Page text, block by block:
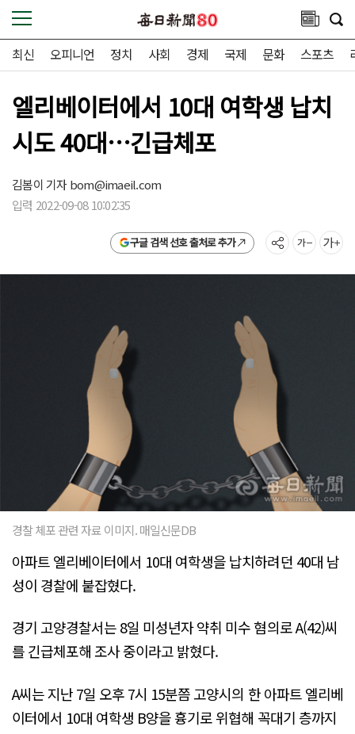
최신 오피니언 정치 사회 경제 국제 문화 스포츠
엘리베이터에서 10대 여학생 납치
시도 40대…긴급체포
김봄이 기자bom@imaeil.com
입력 2022-09-08 10:02:35
구글 검색 선호 출처로 추가
경찰 체포 관련 자료 이미지. 매일신문DB
아파트 엘리베이터에서 10대 여학생을 납치하려던 40대 남
성이 경찰에 붙잡혔다.
경기 고양경찰서는 8일 미성년자 약취 미수 혐의로 A(42)씨
를 긴급체포해 조사 중이라고 밝혔다.
A씨는 지난 7일 오후 7시 15분쯤 고양시의 한 아파트 엘리베
이터에서 10대 여학생 B양을 흉기로 위협해 꼭대기 층까지